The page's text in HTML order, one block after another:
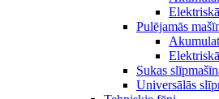
Pulējamās
Sukas
Universālās